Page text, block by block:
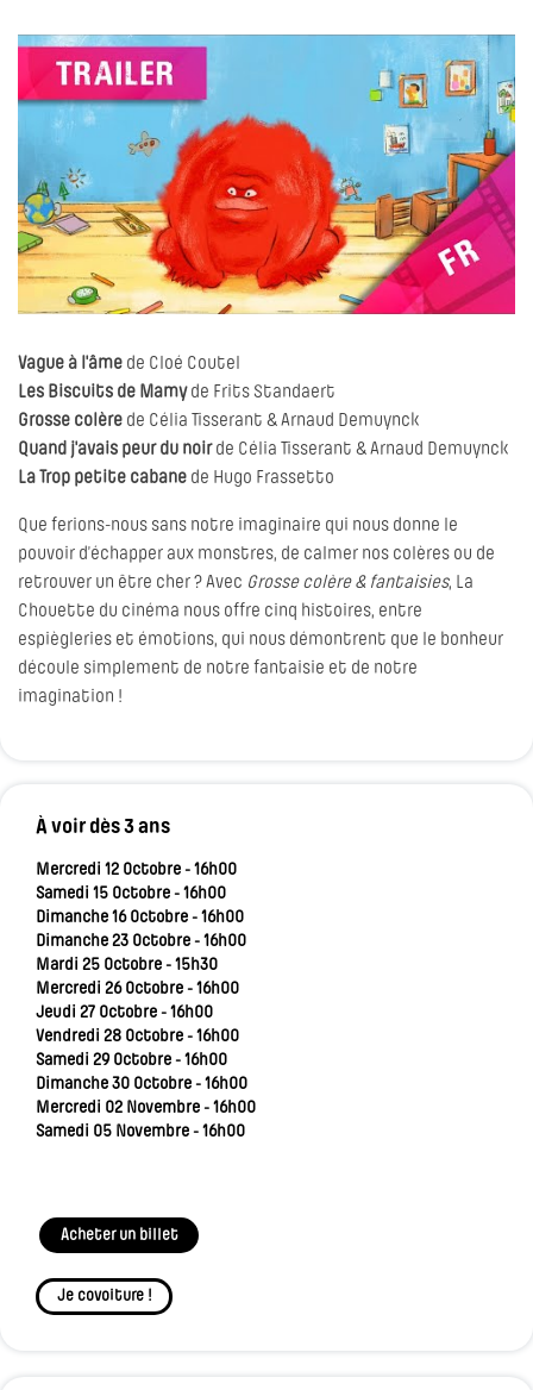
Vague à l'âme de Cloé Coutel
Les Biscuits de Mamyde Frits Standaert
Grosse colère de Célia Tisserant & Arnaud Demuynck
Quand j'avais peur du noirde Célia Tisserant & Arnaud Demuynck
La Trop petite cabane de Hugo Frassetto
Que ferions-nous sans notre imaginaire qui nous donne le
pouvoir d’échapper aux monstres, de calmer nos colères ou de
retrouver un être cher ? Avec Grosse colère & fantaisies, La
Chouette du cinéma nous offre cinq histoires, entre
espiègleries et émotions, qui nous démontrent que le bonheur
découle simplement de notre fantaisie et de notre
imagination !
À voir dès 3 ans
Mercredi 12 Octobre - 16h00
Samedi 15 Octobre - 16h00
Dimanche 16 Octobre - 16h00
Dimanche 23 Octobre - 16h00
Mardi 25 Octobre - 15h30
Mercredi 26 Octobre - 16h00
Jeudi 27 Octobre - 16h00
Vendredi 28 Octobre - 16h00
Samedi 29 Octobre - 16h00
Dimanche 30 Octobre - 16h00
Mercredi 02 Novembre - 16h00
Samedi 05 Novembre - 16h00
Acheter un billet
Je covoiture !